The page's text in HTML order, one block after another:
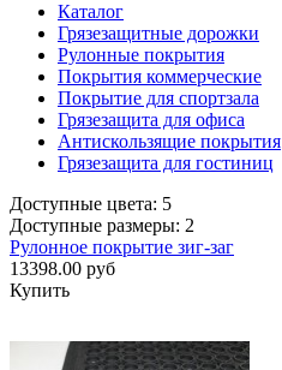
Каталог
Грязезащитные дорожки
Рулонные покрытия
Покрытия коммерческие
Покрытие для спортзала
Грязезащита для офиса
Антискользящие покрытия
Грязезащита для гостиниц
Доступные цвета: 5
Доступные размеры: 2
Рулонное покрытие зиг-заг
13398.00 руб
Купить